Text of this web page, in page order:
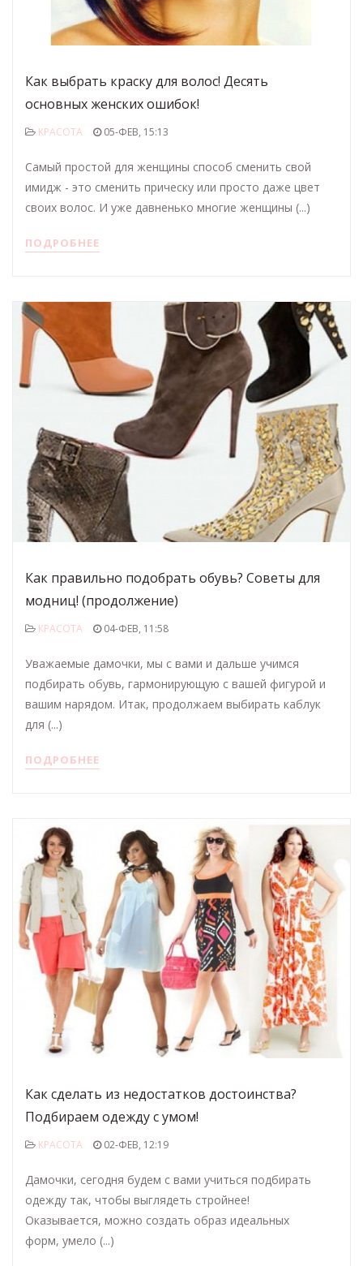
Как выбрать краску для волос! Десять
основных женских ошибок!
КРАСОТА 05-ФЕВ, 15:13
Самый простой для женщины способ сменить свой
имидж - это сменить прическу или просто даже цвет
своих волос. И уже давненько многие женщины (...)
ПОДРОБНЕЕ
Как правильно подобрать обувь? Советы для
модниц! (продолжение)
КРАСОТА 04-ФЕВ, 11:58
Уважаемые дамочки, мы с вами и дальше учимся
подбирать обувь, гармонирующую с вашей фигурой и
вашим нарядом. Итак, продолжаем выбирать каблук
для (...)
ПОДРОБНЕЕ
Как сделать из недостатков достоинства?
Подбираем одежду с умом!
КРАСОТА 02-ФЕВ, 12:19
Дамочки, сегодня будем с вами учиться подбирать
одежду так, чтобы выглядеть стройнее!
Оказывается, можно создать образ идеальных
форм, умело (...)